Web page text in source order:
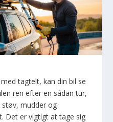
tagtelt, kan din bil se
ren efter en sådan tur,
mudder og
Det er vigtigt at tage sig